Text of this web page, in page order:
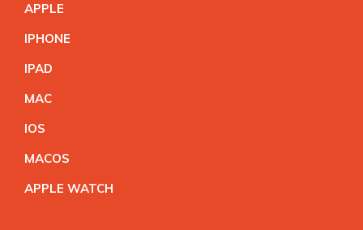
APPLE
IPHONE
IPAD
MAC
IOS
MACOS
APPLE WATCH